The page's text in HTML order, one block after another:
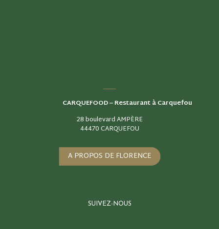
CARQUEFOOD –Restaurant à Carquefou
28 boulevard AMPÈRE
44470 CARQUEFOU
A PROPOS DE FLORENCE
SUIVEZ-NOUS